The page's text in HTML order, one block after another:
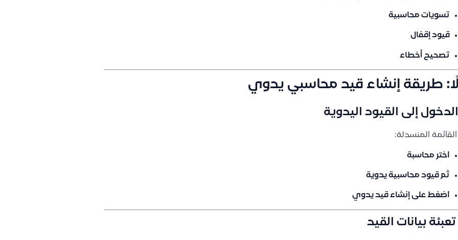
تسويات محاسبية
قيود إقفال
تصحيح أخطاء
طريقة إنشاء قيد محاسبي يدوي
المنسدلة:
اختر محاسبة
ثم قيود محاسبية يدوية
اضغط على إنشاء قيد يدوي